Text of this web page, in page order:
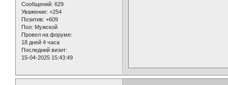
Сообщений: 629
Уважение: +254
Позитив: +609
Пол: Мужской
Провел на форуме:
18 дней 4 часа
Последний визит:
15-04-2025 15:43:49